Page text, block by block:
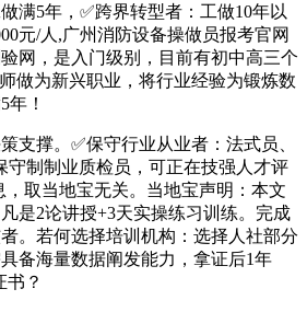
满5年，✅跨界转型者：工做10年以
元/人,广州消防设备操做员报考官网
网，是入门级别，目前有初中高三个
做为新兴职业，将行业经验为锻炼数
年！
撑。✅保守行业从业者：法式员、
守制制业质检员，可正在技强人才评
取当地宝无关。当地宝声明：本文
是2论讲授+3天实操练习训练。完成
。若何选择培训机构：选择人社部分
备海量数据阐发能力，拿证后1年
书？